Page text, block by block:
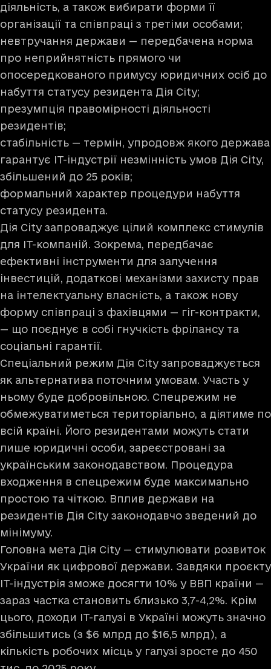
діяльність, а також вибирати форми її
організації та співпраці з третіми особами;
невтручання держави — передбачена норма
про неприйнятність прямого чи
опосередкованого примусу юридичних осіб до
набуття статусу резидента Дія City;
презумпція правомірності діяльності
резидентів;
стабільність — термін, упродовж якого держава
гарантує ІТ-індустрії незмінність умов Дія City,
збільшений до 25 років;
формальний характер процедури набуття
статусу резидента.
Дія City запроваджує цілий комплекс стимулів
для IT-компаній. Зокрема, передбачає
ефективні інструменти для залучення
інвестицій, додаткові механізми захисту прав
на інтелектуальну власність, а також нову
форму співпраці з фахівцями — гіг-контракти,
— що поєднує в собі гнучкість фрілансу та
соціальні гарантії.
Спеціальний режим Дія City запроваджується
як альтернатива поточним умовам. Участь у
ньому буде добровільною. Спецрежим не
обмежуватиметься територіально, а діятиме по
всій країні. Його резидентами можуть стати
лише юридичні особи, зареєстровані за
українським законодавством. Процедура
входження в спецрежим буде максимально
простою та чіткою. Вплив держави на
резидентів Дія City законодавчо зведений до
мінімуму.
Головна мета Дія City — стимулювати розвиток
України як цифрової держави. Завдяки проєкту
ІТ-індустрія зможе досягти 10% у ВВП країни —
зараз частка становить близько 3,7-4,2%. Крім
цього, доходи IT-галузі в Україні можуть значно
збільшитись (з $6 млрд до $16,5 млрд), а
кількість робочих місць у галузі зросте до 450